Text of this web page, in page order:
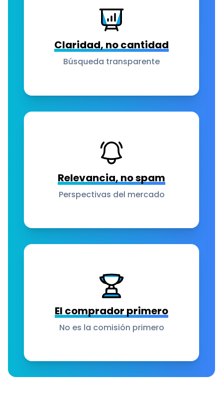
Claridad, no cantidad
Búsqueda transparente
Relevancia, no spam
Perspectivas del mercado
El comprador primero
No es la comisión primero